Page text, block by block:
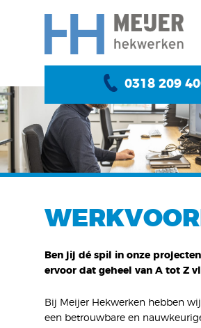
0318 209
Ben jij dé spil in onze
ervoor dat geheel van A tot Z
Bij Meijer Hekwerken hebben
een betrouwbare en